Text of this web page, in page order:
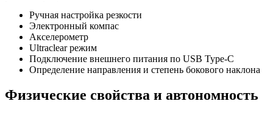
Ручная настройка резкости
Электронный компас
Акселерометр
Ultraclear режим
Подключение внешнего питания по USB Type-C
Определение направления и степень бокового наклона
Физические свойства и автономность